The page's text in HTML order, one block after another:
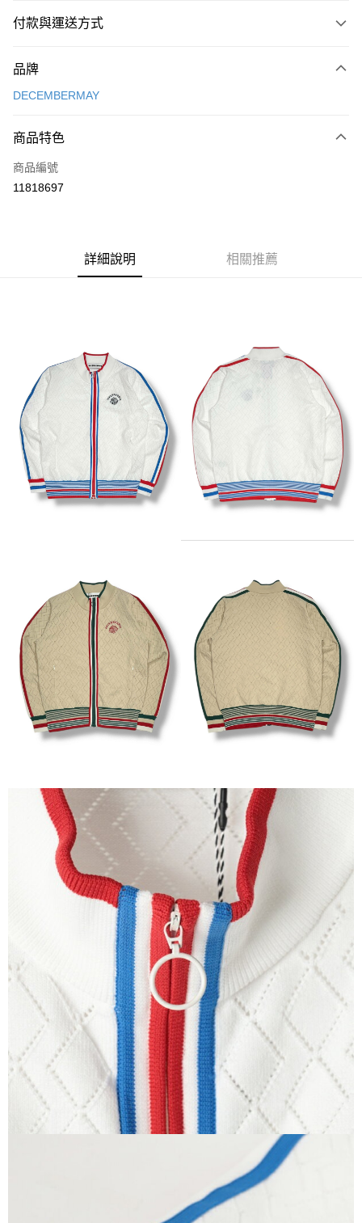
付款與運送方式
信用卡一次付款
LINE Pay
Apple Pay
付款後全家取貨
每筆NT$60
7-11取貨付款
每筆NT$60
付款後7-11取貨
每筆NT$60
品牌
DECEMBERMAY
商品特色
商品編號
11818697
詳細說明 相關推薦